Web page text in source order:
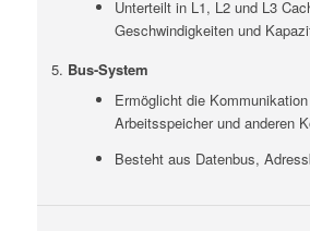
Unterteilt in L1, L2 und L3
Geschwindigkeiten und
Bus-System
Ermöglicht die
Arbeitsspeicher und anderen
Besteht aus Datenbus,